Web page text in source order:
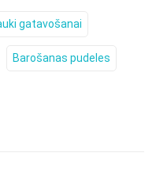
gatavošanai
Barošanas pudeles